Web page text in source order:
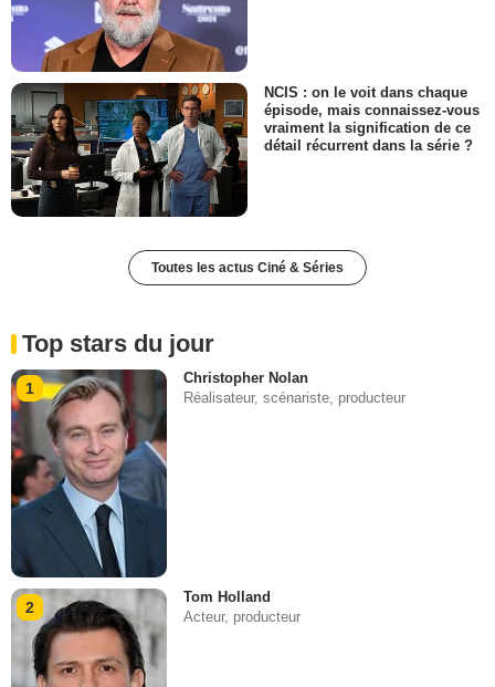
NCIS : on le voit dans chaque
épisode, mais connaissez-vous
vraiment la signification de ce
détail récurrent dans la série ?
Toutes les actus Ciné & Séries
Top stars du jour
1
Christopher Nolan
Réalisateur, scénariste, producteur
2
Tom Holland
Acteur, producteur